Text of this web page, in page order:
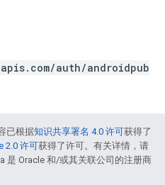
auth/androidpub
已根据知识共享署名 4.0 许可获得了
2.0 许可获得了许可。有关详情，请
是 Oracle 和/或其关联公司的注册商